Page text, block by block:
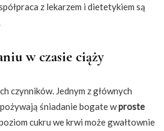
z lekarzem i dietetykiem są
w czasie ciąży
czynników. Jednym z głównych
śniadanie bogate wproste
cukru we krwi może gwałtownie